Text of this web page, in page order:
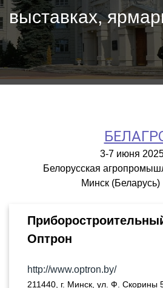
выставках,
3-7 июня 2025
Белорусская
Минск
Оптрон
http://www.optron.by/
211440, г. Минск, ул. Ф. Скорины